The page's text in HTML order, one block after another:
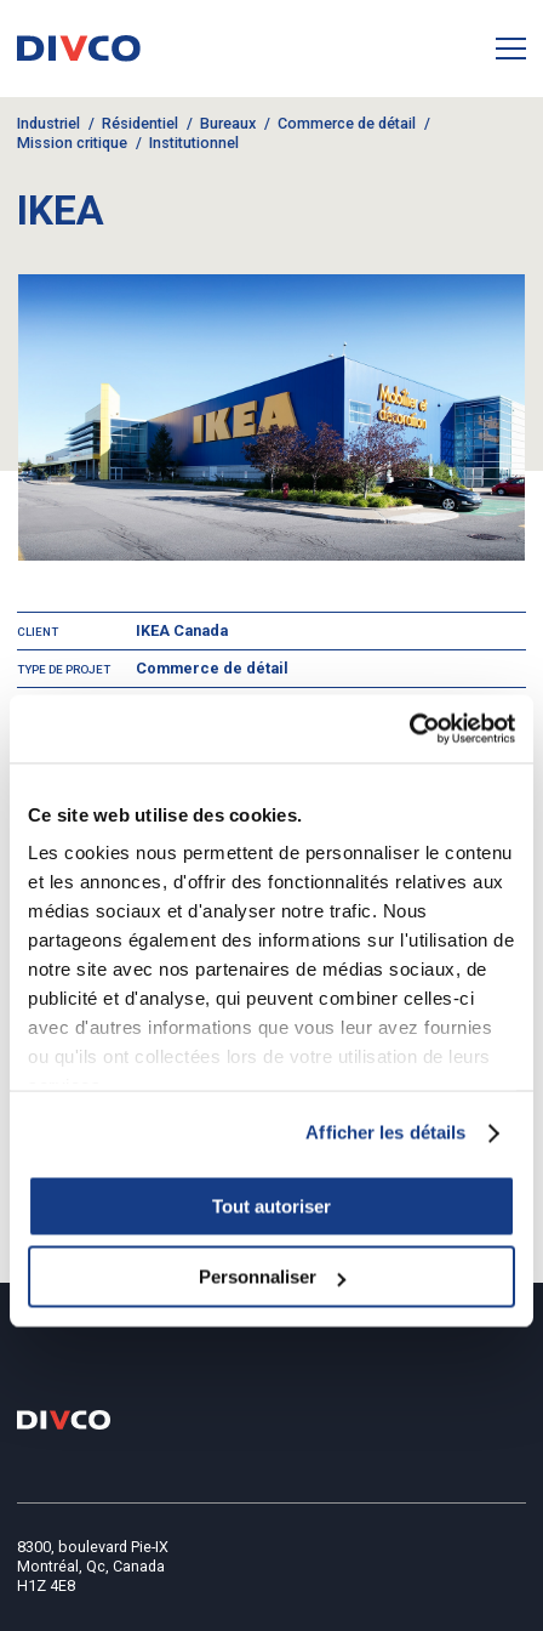
Ce site web utilise des cookies.
Les cookies nous permettent de personnaliser le contenu
et les annonces, d'offrir des fonctionnalités relatives aux
médias sociaux et d'analyser notre trafic. Nous
partageons également des informations sur l'utilisation de
notre site avec nos partenaires de médias sociaux, de
publicité et d'analyse, qui peuvent combiner celles-ci
avec d'autres informations que vous leur avez fournies
ou qu'ils ont collectées lors de votre utilisation de leurs
Afficher les détails
Tout autoriser
Personnaliser
Industriel Résidentiel Bureaux
Commerce de détail
Mission critique
Institutionnel
IKEA
CLIENT IKEA Canada
TYPE DE PROJET Commerce de détail
électroménagers et des articles pour la maison, parmi d’autres produits
pratiques. C’est également le plus grand détaillant de meubles au monde
depuis au moins 2008.
DIVCO a réalisé plusieurs projets de rénovation y compris
l’agrandissement de l’entrepôt de 60 000 pi2du magasin IKEA de
Boucherville. Un tunnel a été construit entre l’agrandissement et l’entrepôt
pour faciliter l’évacuation du personnel en cas d’urgence.
Les travaux de construction ont été effectués sans nuire aux
activités quotidiennes du magasin.
Retour à tous les projets
8300, boulevard Pie-IX
Montréal, Qc, Canada
H1Z 4E8